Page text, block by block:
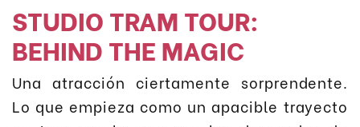
STUDIO TRAM TOUR:
BEHIND THE MAGIC
Una atracción ciertamente sorprendente.
Lo que empieza como un apacible trayecto